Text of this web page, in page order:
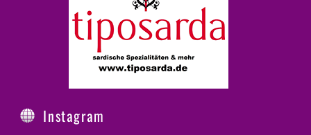
Instagram